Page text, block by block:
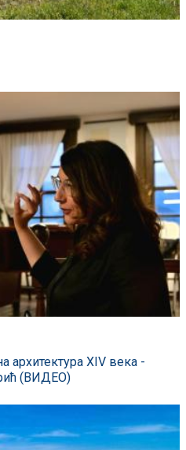
архитектура XIV века -
(ВИДЕО)